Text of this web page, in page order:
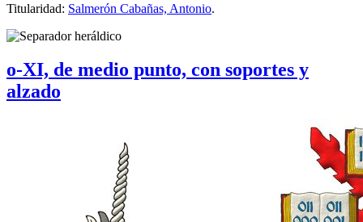
Titularidad: Salmerón Cabañas, Antonio.
o-XI, de medio punto, con soportes y
alzado